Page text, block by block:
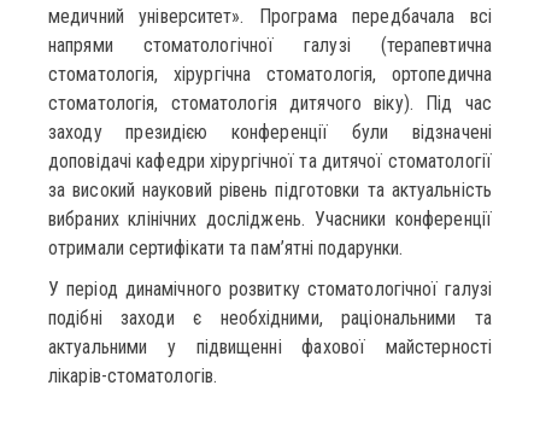
медичний університет». Програма передбачала всі
напрями стоматологічної галузі (терапевтична
стоматологія, хірургічна стоматологія, ортопедична
стоматологія, стоматологія дитячого віку). Під час
заходу президією конференції були відзначені
доповідачі кафедри хірургічної та дитячої стоматології
за високий науковий рівень підготовки та актуальність
вибраних клінічних досліджень. Учасники конференції
отримали сертифікати та пам’ятні подарунки.
У період динамічного розвитку стоматологічної галузі
подібні заходи є необхідними, раціональними та
актуальними у підвищенні фахової майстерності
лікарів-стоматологів.